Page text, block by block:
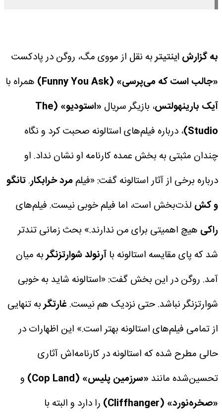
به گزارشاینتیتربه نقل از مووی مگ، روگن در پادکست
«جالب است که می‌پرسی» (Funny You Ask)
همراه با
آیک بارینهولتس، بازیگر سریال
«استودیو» (The
Studio) ، درباره فیلم‌های استالونه صحبت کرد و نگاه
چندان مثبتی به بخش عمده کارنامه او نشان نداد. او
درباره برخی از آثار استالونه گفت:«فیلممرد خرابکار.تانگو
و کش لذت‌بخش است، اما فیلم خوبی نیست. فیلم‌های
راکی هیچ اهمیتی برای من ندارند.» بحث زمانی تندتر
شد که پای مقایسه استالونه باآرنولد شوارتزنگربه میان
آمد. روگن در این بخش گفت:«استالونه شاید به خوبی
شوارتزنگر نباشد. حتی نزدیک هم نیست.غارتگربه تنهایی
از تمامی فیلم‌های استالونه بهتر است.» این اظهارات در
حالی مطرح شده که استالونه در کارنامه‌اش آثاری
تحسین‌شده مانند«سرزمین پلیس» (Cop Land)
و
«صخره‌نورد» (Cliffhanger)
را دارد و البته با